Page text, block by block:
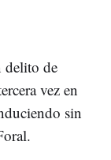
delito de
vez en
sin